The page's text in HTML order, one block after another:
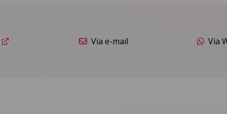
Via e-mail Via